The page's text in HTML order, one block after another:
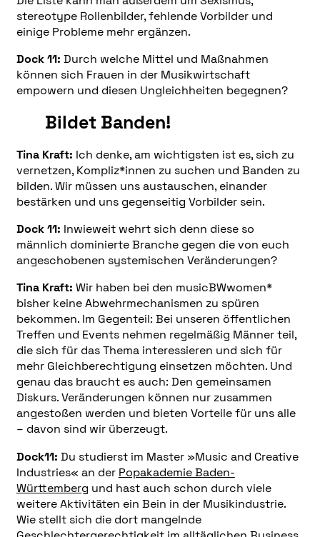
stereotype Rollenbilder, fehlende Vorbilder und
einige Probleme mehr ergänzen.
Dock 11: Durch welche Mittel und Maßnahmen
können sich Frauen in der Musikwirtschaft
empowern und diesen Ungleichheiten begegnen?
Bildet Banden!
Tina Kraft: Ich denke, am wichtigsten ist es, sich zu
vernetzen, Kompliz*innen zu suchen und Banden zu
bilden. Wir müssen uns austauschen, einander
bestärken und uns gegenseitig Vorbilder sein.
Dock 11: Inwieweit wehrt sich denn diese so
männlich dominierte Branche gegen die von euch
angeschobenen systemischen Veränderungen?
Tina Kraft: Wir haben bei den musicBWwomen*
bisher keine Abwehrmechanismen zu spüren
bekommen. Im Gegenteil: Bei unseren öffentlichen
Treffen und Events nehmen regelmäßig Männer teil,
die sich für das Thema interessieren und sich für
mehr Gleichberechtigung einsetzen möchten. Und
genau das braucht es auch: Den gemeinsamen
Diskurs. Veränderungen können nur zusammen
angestoßen werden und bieten Vorteile für uns alle
– davon sind wir überzeugt.
Dock11: Du studierst im Master »Music and Creative
Industries« an der Popakademie Baden-
Württemberg und hast auch schon durch viele
weitere Aktivitäten ein Bein in der Musikindustrie.
Wie stellt sich die dort mangelnde